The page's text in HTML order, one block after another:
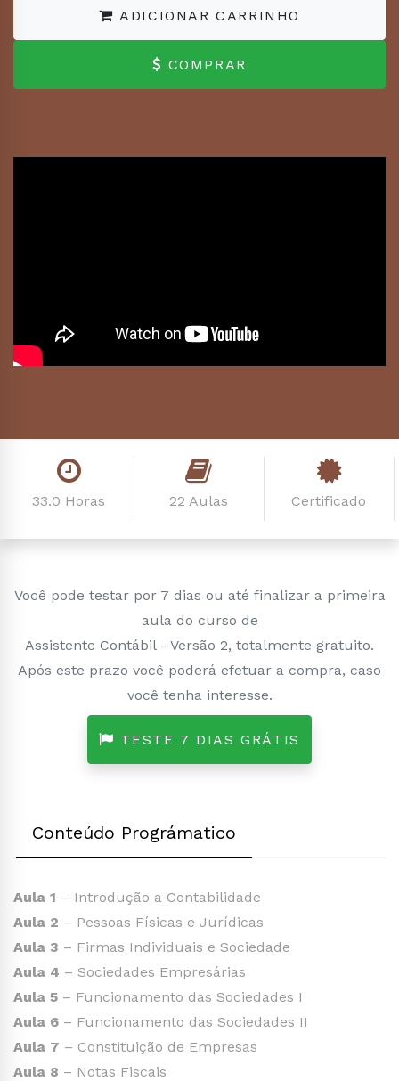
ADICIONAR CARRINHO
COMPRAR
33.0 Horas 22 Aulas Certificado
Você pode testar por 7 dias ou até finalizar a primeira
aula do curso de
Assistente Contábil - Versão 2, totalmente gratuito.
Após este prazo você poderá efetuar a compra, caso
você tenha interesse.
TESTE 7 DIAS GRÁTIS
Conteúdo Prográmatico
Aula 1 – Introdução a Contabilidade
Aula 2 – Pessoas Físicas e Jurídicas
Aula 3 – Firmas Individuais e Sociedade
Aula 4 – Sociedades Empresárias
Aula 5 – Funcionamento das Sociedades I
Aula 6 – Funcionamento das Sociedades II
Aula 7 – Constituição de Empresas
Aula 8 – Notas Fiscais